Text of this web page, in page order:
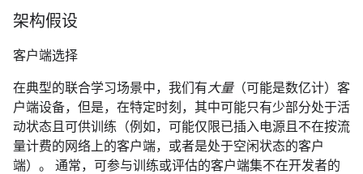
架构假设
客户端选择
在典型的联合学习场景中，我们有大量（可能是数亿计）客
户端设备，但是，在特定时刻，其中可能只有少部分处于活
动状态且可供训练（例如，可能仅限已插入电源且不在按流
量计费的网络上的客户端，或者是处于空闲状态的客户
端）。 通常，可参与训练或评估的客户端集不在开发者的